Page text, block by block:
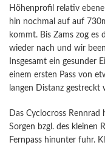
Höhenprofil relativ
hin nochmal auf auf
kommt. Bis Zams zog es
wieder nach und wir
Insgesamt ein gesunder
einem ersten Pass von
langen Distanz gestreckt
Das Cyclocross
Sorgen bzgl. des kleinen
Fernpass hinunter fuhr.